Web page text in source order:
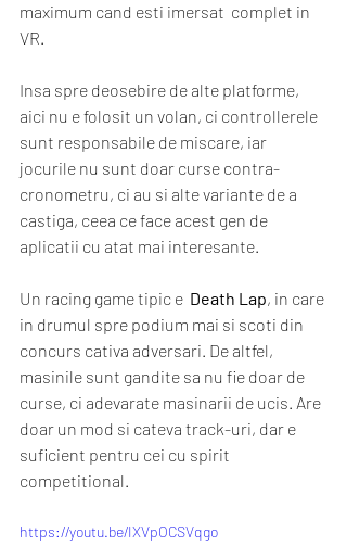
maximum cand esti imersat  complet in
VR.
Insa spre deosebire de alte platforme,
aici nu e folosit un volan, ci controllerele
sunt responsabile de miscare, iar
jocurile nu sunt doar curse contra-
cronometru, ci au si alte variante de a
castiga, ceea ce face acest gen de
aplicatii cu atat mai interesante.
Un racing game tipic e Death Lap, in care
in drumul spre podium mai si scoti din
concurs cativa adversari. De altfel,
masinile sunt gandite sa nu fie doar de
curse, ci adevarate masinarii de ucis. Are
doar un mod si cateva track-uri, dar e
suficient pentru cei cu spirit
competitional.
https://youtu.be/IXVpOCSVqgo